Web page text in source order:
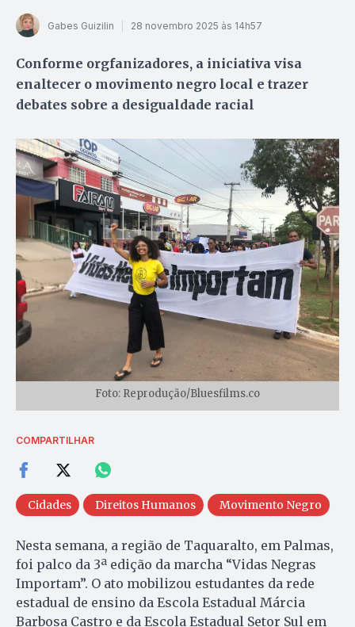
Gabes Guizilin 28 novembro 2025 às 14h57
Conforme orgfanizadores, a iniciativa visa
enaltecer o movimento negro local e trazer
debates sobre a desigualdade racial
Foto: Reprodução/Bluesfilms.co
COMPARTILHAR
Cidades Direitos Humanos Movimento Negro
Nesta semana, a região de Taquaralto, em Palmas,
foi palco da 3ª edição da marcha “Vidas Negras
Importam”. O ato mobilizou estudantes da rede
estadual de ensino da Escola Estadual Márcia
Barbosa Castro e da Escola Estadual Setor Sul em